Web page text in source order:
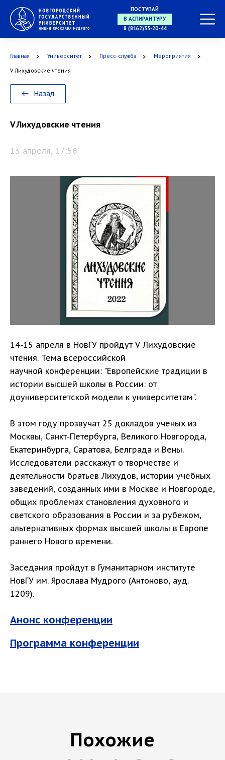
ПОСТУПАЙ
В МАГИСТРАТУРУ
В АСПИРАНТУРУ
8 (8162)33-20-44
Главная Университет Пресс-служба Мероприятия
V Лихудовские чтения
Назад
V Лихудовские чтения
13 апреля, 17:56
14-15 апреля в НовГУ пройдут V Лихудовские
чтения. Тема всероссийской
научной конференции: "Европейские традиции в
истории высшей школы в России: от
доуниверситетской модели к университетам".
В этом году прозвучат 25 докладов ученых из
Москвы, Санкт-Петербурга, Великого Новгорода,
Екатеринбурга, Саратова, Белграда и Вены.
Исследователи расскажут о творчестве и
деятельности братьев Лихудов, истории учебных
заведений, созданных ими в Москве и Новгороде,
общих проблемах становления духовного и
светского образования в России и за рубежом,
альтернативных формах высшей школы в Европе
раннего Нового времени.
Заседания пройдут в Гуманитарном институте
НовГУ им. Ярослава Мудрого (Антоново, ауд.
1209).
Анонс конференции
Программа конференции
Похожие